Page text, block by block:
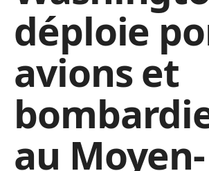
déploie
avions et
au Moyen-